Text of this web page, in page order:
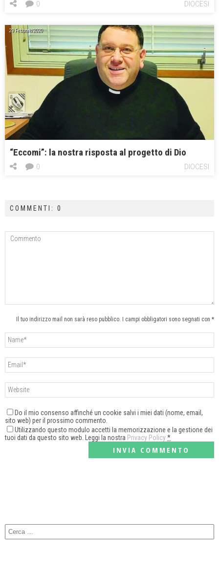
DIOCESI
0
29 Febbraio 2020
“Eccomi”: la nostra risposta al progetto di Dio
DIOCESI
0
COMMENTI: 0
Il tuo indirizzo mail non sarà reso pubblico. I campi obbligatori sono segnati con *
Do il mio consenso affinché un cookie salvi i miei dati (nome, email,
sito web) per il prossimo commento.
Utilizzando questo modulo accetti la memorizzazione e la gestione dei
tuoi dati da questo sito web. Leggi la nostra Privacy Policy*